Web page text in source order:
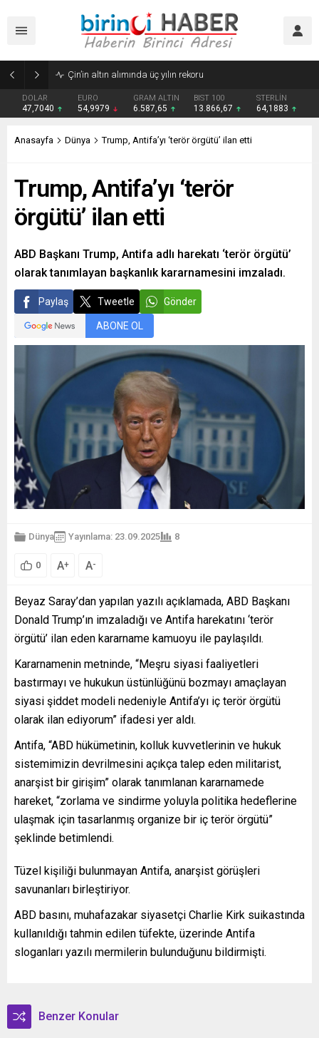
Çin’in altın alımında üç yılın rekoru
DOLAR
47,7040
EURO
54,9979
GRAM ALTIN
6.587,65
BIST 100
13.866,67
STERLİN
64,1883
Anasayfa Dünya Trump, Antifa’yı ‘terör örgütü’ ilan etti
Trump, Antifa’yı ‘terör
örgütü’ ilan etti
ABD Başkanı Trump, Antifa adlı harekatı ‘terör örgütü’
olarak tanımlayan başkanlık kararnamesini imzaladı.
Paylaş Tweetle Gönder
ABONE OL
Dünya Yayınlama: 23.09.2025 8
0 A+ A-
Beyaz Saray’dan yapılan yazılı açıklamada, ABD Başkanı
Donald Trump’ın imzaladığı ve Antifa harekatını ‘terör
örgütü’ ilan eden kararname kamuoyu ile paylaşıldı.
Kararnamenin metninde, “Meşru siyasi faaliyetleri
bastırmayı ve hukukun üstünlüğünü bozmayı amaçlayan
siyasi şiddet modeli nedeniyle Antifa’yı iç terör örgütü
olarak ilan ediyorum” ifadesi yer aldı.
Antifa, “ABD hükümetinin, kolluk kuvvetlerinin ve hukuk
sistemimizin devrilmesini açıkça talep eden militarist,
anarşist bir girişim” olarak tanımlanan kararnamede
hareket, “zorlama ve sindirme yoluyla politika hedeflerine
ulaşmak için tasarlanmış organize bir iç terör örgütü”
şeklinde betimlendi.
Tüzel kişiliği bulunmayan Antifa, anarşist görüşleri
savunanları birleştiriyor.
ABD basını, muhafazakar siyasetçi Charlie Kirk suikastında
kullanıldığı tahmin edilen tüfekte, üzerinde Antifa
sloganları yazılı mermilerin bulunduğunu bildirmişti.
Benzer Konular